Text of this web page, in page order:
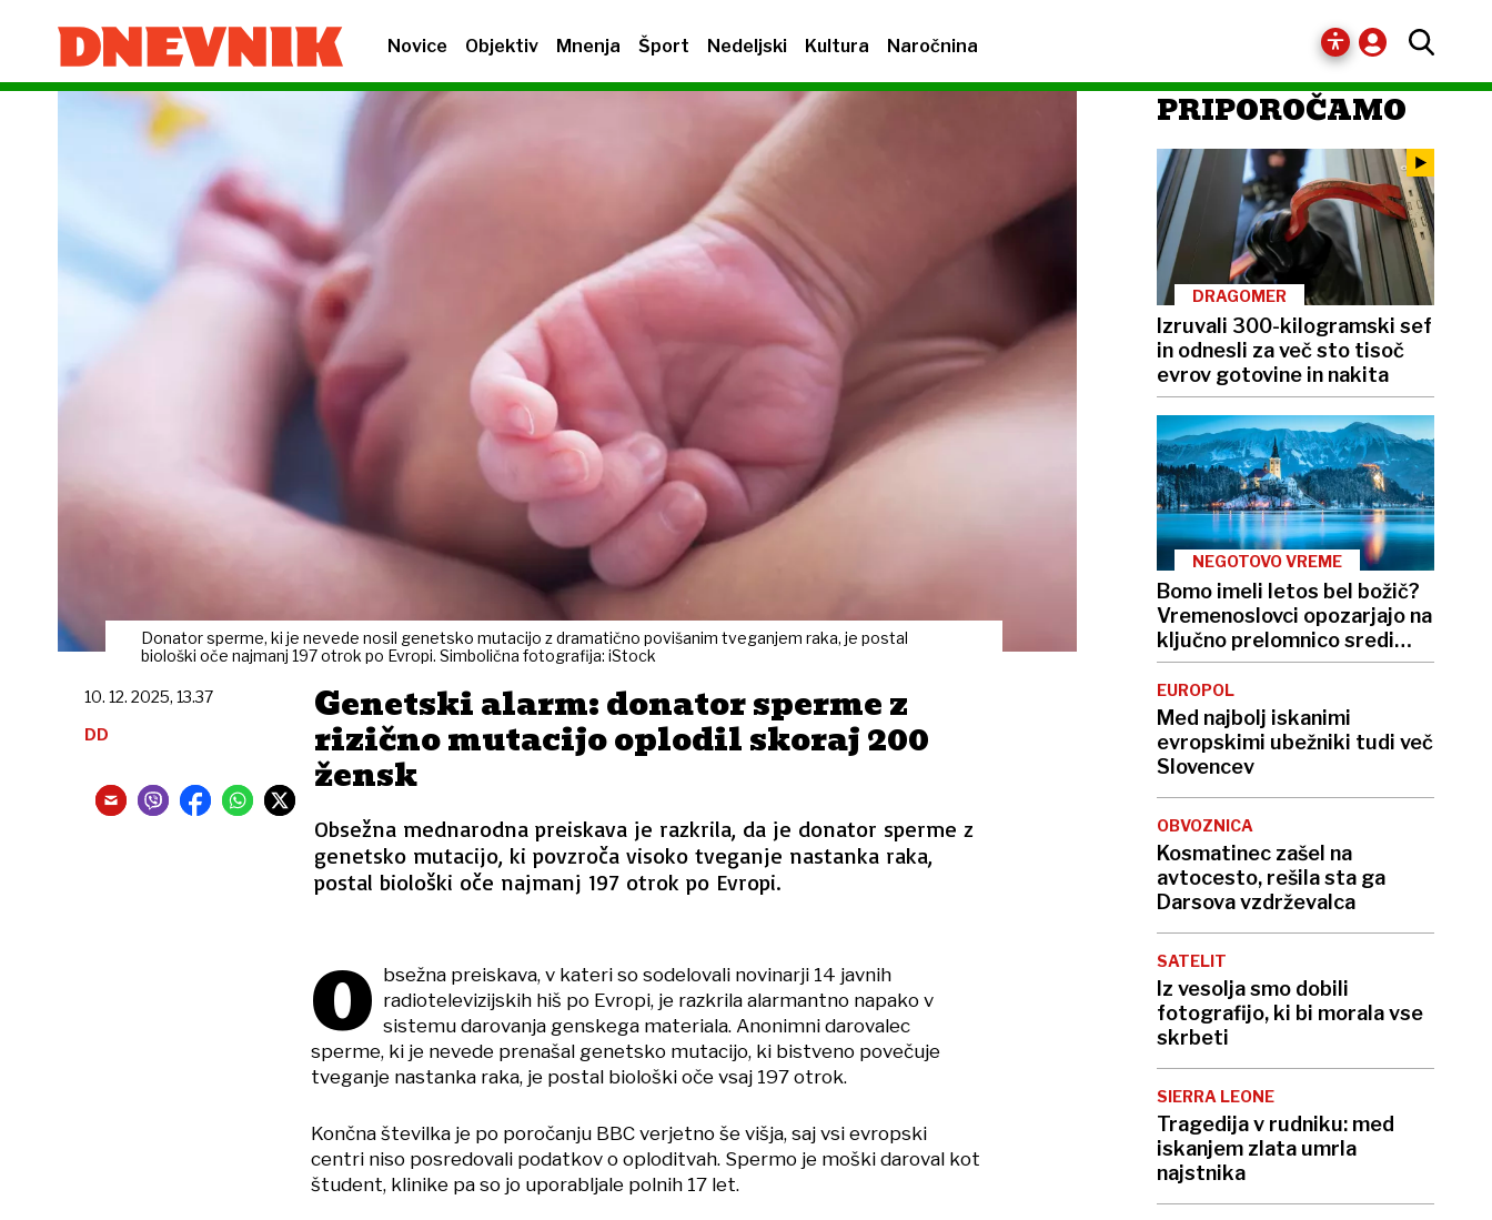
Novice Objektiv Mnenja Šport Nedeljski Kultura Naročnina
Donator sperme, ki je nevede nosil genetsko mutacijo z dramatično povišanim tveganjem raka, je postal
biološki oče najmanj 197 otrok po Evropi. Simbolična fotografija: iStock
Genetski alarm: donator sperme z
rizično mutacijo oplodil skoraj 200
žensk
Obsežna mednarodna preiskava je razkrila, da je donator sperme z
genetsko mutacijo, ki povzroča visoko tveganje nastanka raka,
postal biološki oče najmanj 197 otrok po Evropi.
10. 12. 2025, 13.37
DD
O bsežna preiskava, v kateri so sodelovali novinarji 14 javnih
radiotelevizijskih hiš po Evropi, je razkrila alarmantno napako v
sistemu darovanja genskega materiala. Anonimni darovalec
sperme, ki je nevede prenašal genetsko mutacijo, ki bistveno povečuje
tveganje nastanka raka, je postal biološki oče vsaj 197 otrok.
Končna številka je po poročanju BBC verjetno še višja, saj vsi evropski
centri niso posredovali podatkov o oploditvah. Spermo je moški daroval kot
študent, klinike pa so jo uporabljale polnih 17 let.
PRIPOROČAMO
DRAGOMER
Izruvali 300-kilogramski sef
in odnesli za več sto tisoč
evrov gotovine in nakita
NEGOTOVO VREME
Bomo imeli letos bel božič?
Vremenoslovci opozarjajo na
ključno prelomnico sredi
meseca
EUROPOL
Med najbolj iskanimi
evropskimi ubežniki tudi več
Slovencev
OBVOZNICA
Kosmatinec zašel na
avtocesto, rešila sta ga
Darsova vzdrževalca
SATELIT
Iz vesolja smo dobili
fotografijo, ki bi morala vse
skrbeti
SIERRA LEONE
Tragedija v rudniku: med
iskanjem zlata umrla
najstnika